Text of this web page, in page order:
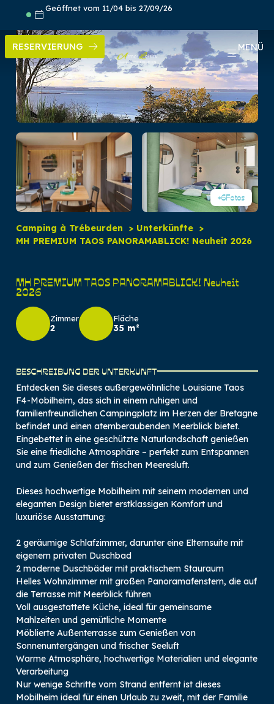
content
Geöffnet vom 11/04 bis 27/09/26
MENÜ
RESERVIERUNG
+6Fotos
Camping à Trébeurden
Unterkünfte
MH PREMIUM TAOS PANORAMABLICK! Neuheit 2026
MH PREMIUM TAOS PANORAMABLICK! Neuheit
2026
Zimmer
2
Fläche
35 m²
BESCHREIBUNG DER UNTERKUNFT
Entdecken Sie dieses außergewöhnliche Louisiane Taos
F4-Mobilheim, das sich in einem ruhigen und
familienfreundlichen Campingplatz im Herzen der Bretagne
befindet und einen atemberaubenden Meerblick bietet.
Eingebettet in eine geschützte Naturlandschaft genießen
Sie eine friedliche Atmosphäre – perfekt zum Entspannen
und zum Genießen der frischen Meeresluft.
Dieses hochwertige Mobilheim mit seinem modernen und
eleganten Design bietet erstklassigen Komfort und
luxuriöse Ausstattung:
2 geräumige Schlafzimmer, darunter eine Elternsuite mit
eigenem privaten Duschbad
2 moderne Duschbäder mit praktischem Stauraum
Helles Wohnzimmer mit großen Panoramafenstern, die auf
die Terrasse mit Meerblick führen
Voll ausgestattete Küche, ideal für gemeinsame
Mahlzeiten und gemütliche Momente
Möblierte Außenterrasse zum Genießen von
Sonnenuntergängen und frischer Seeluft
Warme Atmosphäre, hochwertige Materialien und elegante
Verarbeitung
Nur wenige Schritte vom Strand entfernt ist dieses
Mobilheim ideal für einen Urlaub zu zweit, mit der Familie